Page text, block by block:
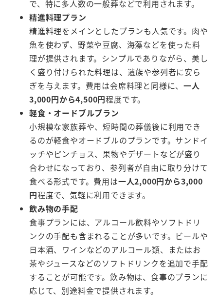
で、特に多人数の一般葬などで利用されます。
精進料理プラン
精進料理をメインとしたプランも人気です。肉や
魚を使わず、野菜や豆腐、海藻などを使った料
理が提供されます。シンプルでありながら、美し
く盛り付けられた料理は、遺族や参列者に安ら
ぎを与えます。費用は会席料理と同様に、一人
3,000円から4,500円程度です。
軽食・オードブルプラン
小規模な家族葬や、短時間の葬儀後に利用でき
るのが軽食やオードブルのプランです。サンドイ
ッチやピンチョス、果物やデザートなどが盛り
合わせになっており、参列者が自由に取り分けて
食べる形式です。費用は一人2,000円から3,000
円程度で、気軽に利用できます。
飲み物の手配
食事プランには、アルコール飲料やソフトドリ
ンクの手配も含まれることが多いです。ビールや
日本酒、ワインなどのアルコール類、またはお
茶やジュースなどのソフトドリンクを追加で手配
することが可能です。飲み物は、食事のプランに
応じて、別途料金で提供されます。